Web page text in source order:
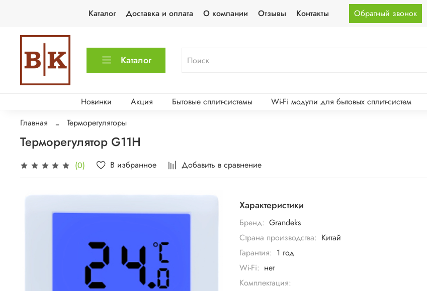
Каталог Доставка и оплата О компании Отзывы Контакты Обратный звонок
Каталог
Новинки Акция Бытовые сплит-системы Wi-Fi модули для бытовых сплит-систем
Главная
Терморегуляторы
Терморегулятор G11H
(0) В избранное Добавить в сравнение
Характеристики
Бренд: Grandeks
Страна производства: Китай
Гарантия: 1 год
Wi-Fi: нет
Комплектация: